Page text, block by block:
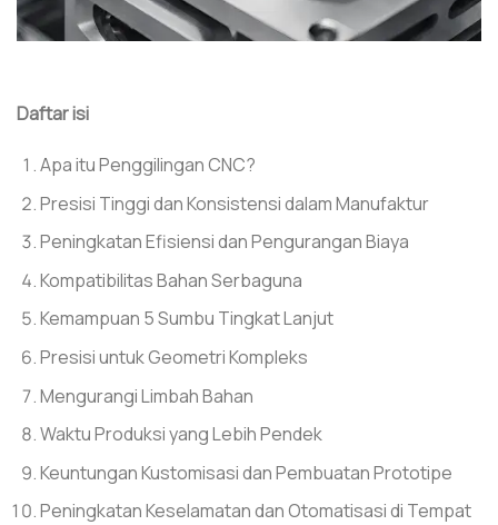
Daftar isi
Apa itu Penggilingan CNC?
Presisi Tinggi dan Konsistensi dalam Manufaktur
Peningkatan Efisiensi dan Pengurangan Biaya
Kompatibilitas Bahan Serbaguna
Kemampuan 5 Sumbu Tingkat Lanjut
Presisi untuk Geometri Kompleks
Mengurangi Limbah Bahan
Waktu Produksi yang Lebih Pendek
Keuntungan Kustomisasi dan Pembuatan Prototipe
Peningkatan Keselamatan dan Otomatisasi di Tempat